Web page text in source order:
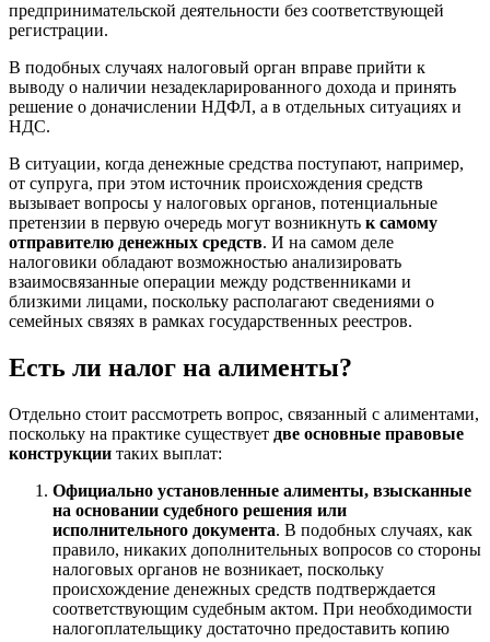
предпринимательской деятельности без соответствующей
регистрации.
В подобных случаях налоговый орган вправе прийти к
выводу о наличии незадекларированного дохода и принять
решение о доначислении НДФЛ, а в отдельных ситуациях и
НДС.
В ситуации, когда денежные средства поступают, например,
от супруга, при этом источник происхождения средств
вызывает вопросы у налоговых органов, потенциальные
претензии в первую очередь могут возникнуть к самому
отправителю денежных средств. И на самом деле
налоговики обладают возможностью анализировать
взаимосвязанные операции между родственниками и
близкими лицами, поскольку располагают сведениями о
семейных связях в рамках государственных реестров.
Есть ли налог на алименты?
Отдельно стоит рассмотреть вопрос, связанный с алиментами,
поскольку на практике существует две основные правовые
конструкции таких выплат:
Официально установленные алименты, взысканные
на основании судебного решения или
исполнительного документа. В подобных случаях, как
правило, никаких дополнительных вопросов со стороны
налоговых органов не возникает, поскольку
происхождение денежных средств подтверждается
соответствующим судебным актом. При необходимости
налогоплательщику достаточно предоставить копию